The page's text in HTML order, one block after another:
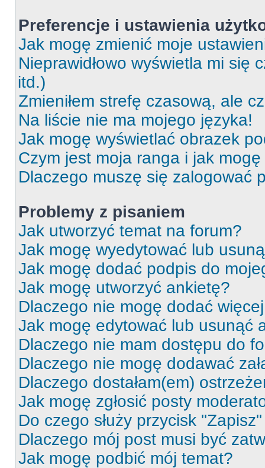
Preferencje i ustawienia
Jak mogę zmienić moje
Nieprawidłowo wyświetla mi się
itd.)
Zmieniłem strefę czasową, ale
Na liście nie ma mojego języka!
Jak mogę wyświetlać obrazek
Czym jest moja ranga i jak
Dlaczego muszę się zalogować
Problemy z pisaniem
Jak utworzyć temat na forum?
Jak mogę wyedytować lub
Jak mogę dodać podpis do
Jak mogę utworzyć ankietę?
Dlaczego nie mogę dodać
Jak mogę edytować lub usunąć
Dlaczego nie mam dostępu do
Dlaczego nie mogę dodawać
Dlaczego dostałam(em)
Jak mogę zgłosić posty
Do czego służy przycisk
Dlaczego mój post musi być
Jak mogę podbić mój temat?